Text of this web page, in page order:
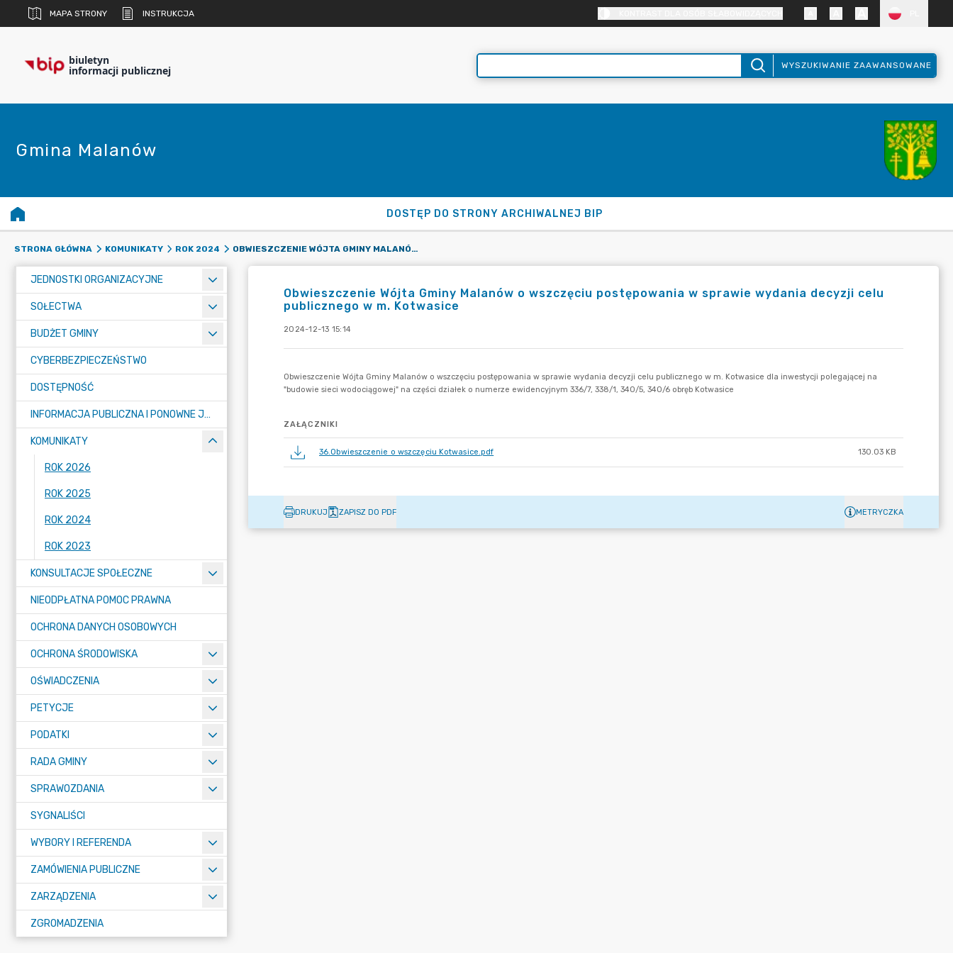
MAPA STRONY INSTRUKCJA
biuletyn
informacji publicznej WYSZUKIWANIE ZAAWANSOWANE
Gmina Malanów
DOSTĘP DO STRONY ARCHIWALNEJ BIP
STRONA GŁÓWNA KOMUNIKATY ROK 2024 OBWIESZCZENIE WÓJTA GMINY MALANÓW O WSZCZĘCIU POSTĘPOWANIA W SPRAWIE WYDANIA DECYZJI CELU PUBLICZNEGO W M. KOTWASICE
JEDNOSTKI ORGANIZACYJNE
SOŁECTWA
BUDŻET GMINY
CYBERBEZPIECZEŃSTWO
DOSTĘPNOŚĆ
INFORMACJA PUBLICZNA I PONOWNE JEJ WYKORZYSTYWANIE
KOMUNIKATY
ROK 2026
ROK 2025
ROK 2024
ROK 2023
KONSULTACJE SPOŁECZNE
NIEODPŁATNA POMOC PRAWNA
OCHRONA DANYCH OSOBOWYCH
OCHRONA ŚRODOWISKA
OŚWIADCZENIA
PETYCJE
PODATKI
RADA GMINY
SPRAWOZDANIA
SYGNALIŚCI
WYBORY I REFERENDA
ZAMÓWIENIA PUBLICZNE
ZARZĄDZENIA
ZGROMADZENIA
Obwieszczenie Wójta Gminy Malanów o wszczęciu postępowania w sprawie wydania decyzji celu
publicznego w m. Kotwasice
2024-12-13 15:14
ZAŁĄCZNIKI
36.Obwieszczenie o wszczęciu Kotwasice.pdf 130.03 KB
DRUKUJ ZAPISZ DO PDF METRYCZKA